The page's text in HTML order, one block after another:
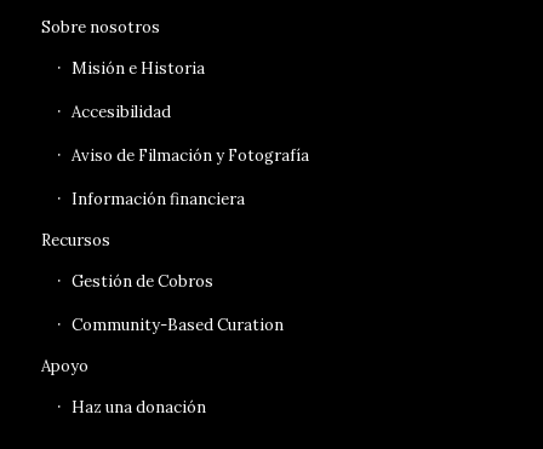
Sobre nosotros
Misión e Historia
Accesibilidad
Aviso de Filmación y Fotografía
Información financiera
Recursos
Gestión de Cobros
Community-Based Curation
Apoyo
Haz una donación